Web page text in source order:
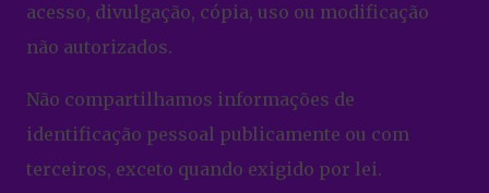
acesso, divulgação, cópia, uso ou modificação
não autorizados.
Não compartilhamos informações de
identificação pessoal publicamente ou com
terceiros, exceto quando exigido por lei.